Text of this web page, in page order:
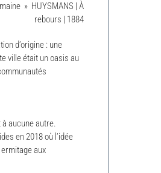
» HUYSMANS | À
rebours | 1884
d’origine : une
ville était un oasis au
à aucune autre.
en 2018 où l’idée
aux